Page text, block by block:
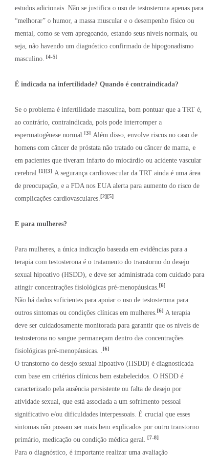
estudos adicionais. Não se justifica o uso de testosterona apenas para
“melhorar” o humor, a massa muscular e o desempenho físico ou
mental, como se vem apregoando, estando seus níveis normais, ou
seja, não havendo um diagnóstico confirmado de hipogonadismo
masculino. [4-5]
É indicada na infertilidade? Quando é contraindicada?
Se o problema é infertilidade masculina, bom pontuar que a TRT é,
ao contrário, contraindicada, pois pode interromper a
espermatogênese normal. [3] Além disso, envolve riscos no caso de
homens com câncer de próstata não tratado ou câncer de mama, e
em pacientes que tiveram infarto do miocárdio ou acidente vascular
cerebral. [1][3] A segurança cardiovascular da TRT ainda é uma área
de preocupação, e a FDA nos EUA alerta para aumento do risco de
complicações cardiovasculares. [2][5]
E para mulheres?
Para mulheres, a única indicação baseada em evidências para a
terapia com testosterona é o tratamento do transtorno do desejo
sexual hipoativo (HSDD), e deve ser administrada com cuidado para
atingir concentrações fisiológicas pré-menopáusicas. [6]
Não há dados suficientes para apoiar o uso de testosterona para
outros sintomas ou condições clínicas em mulheres. [6] A terapia
deve ser cuidadosamente monitorada para garantir que os níveis de
testosterona no sangue permaneçam dentro das concentrações
fisiológicas pré-menopáusicas. . [6]
O transtorno do desejo sexual hipoativo (HSDD) é diagnosticada
com base em critérios clínicos bem estabelecidos. O HSDD é
caracterizado pela ausência persistente ou falta de desejo por
atividade sexual, que está associada a um sofrimento pessoal
significativo e/ou dificuldades interpessoais. É crucial que esses
sintomas não possam ser mais bem explicados por outro transtorno
primário, medicação ou condição médica geral. [7-8]
Para o diagnóstico, é importante realizar uma avaliação